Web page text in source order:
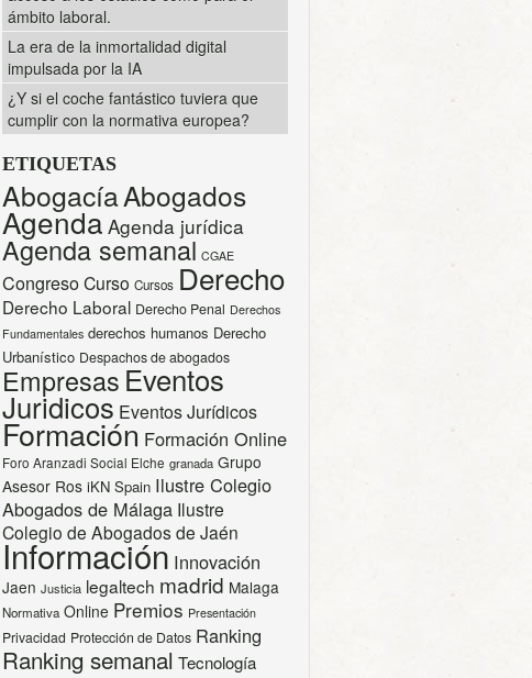
ámbito laboral.
La era de la inmortalidad digital
impulsada por la IA
¿Y si el coche fantástico tuviera que
cumplir con la normativa europea?
ETIQUETAS
AbogacíaAbogados
Agenda Agenda jurídica
Agenda semanal CGAE
CongresoCurso Cursos Derecho
Derecho Laboral Derecho Penal Derechos
Fundamentales derechos humanos Derecho
Urbanístico Despachos de abogados
Empresas Eventos
Juridicos Eventos Jurídicos
Formación Formación Online
Foro Aranzadi Social Elche granada Grupo
Asesor Ros iKN Spain Ilustre Colegio
Abogados de Málaga Ilustre
Colegio de Abogados de Jaén
Información Innovación
Jaen Justicia legaltech madrid Malaga
Normativa Online Premios Presentación
Privacidad Protección de Datos Ranking
Ranking semanal Tecnología